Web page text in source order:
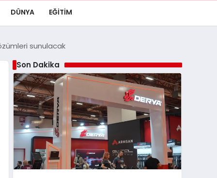
DÜNYA EĞITIM
sunulacak
Son Dakika